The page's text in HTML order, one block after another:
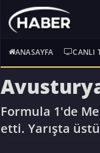
ANASAYFA CANLI
Formula 1'de
etti. Yarışta